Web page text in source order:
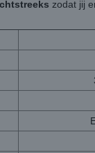
zodat jij